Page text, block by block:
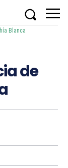
Blanca
de